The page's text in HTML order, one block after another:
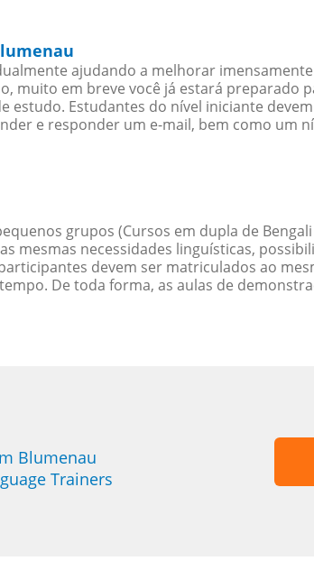
ajudando a melhorar
muito em breve você já estará preparado
estudo. Estudantes do nível iniciante
e responder um e-mail, bem como um
grupos (Cursos em dupla de
mesmas necessidades linguísticas,
devem ser matriculados ao
De toda forma, as aulas de
Blumenau
Trainers